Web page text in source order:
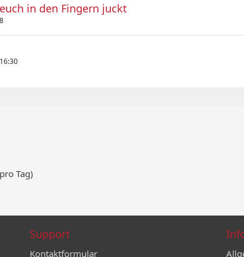
in den Fingern juckt
Tag)
Support
Kontaktformular